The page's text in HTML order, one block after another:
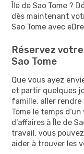
Île de Sao Tome ?
dès maintenant
Sao Tome avec
Réservez
Sao Tome
Que vous ayez
et partir quelques
famille, aller rendre
Tome le temps
d'affaires à Île de
travail, vous
aider à trouver les